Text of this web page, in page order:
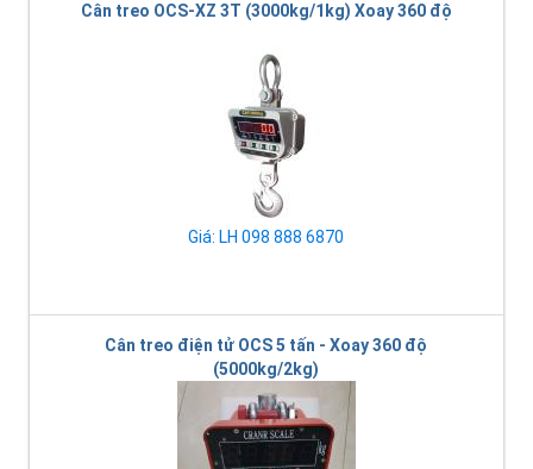
Cân treo OCS-XZ 3T (3000kg/1kg) Xoay 360 độ
Giá: LH 098 888 6870
Cân treo điện tử OCS 5 tấn - Xoay 360 độ
(5000kg/2kg)